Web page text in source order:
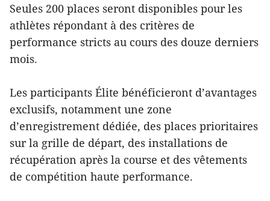
Seules 200 places seront disponibles pour les
athlètes répondant à des critères de
performance stricts au cours des douze derniers
mois.
Les participants Élite bénéficieront d’avantages
exclusifs, notamment une zone
d’enregistrement dédiée, des places prioritaires
sur la grille de départ, des installations de
récupération après la course et des vêtements
de compétition haute performance.